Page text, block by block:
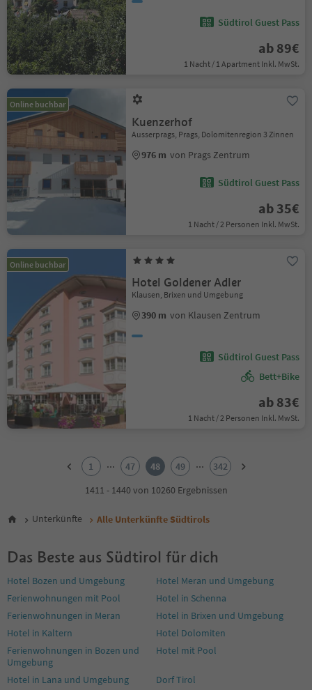
Südtirol Guest Pass
ab 89€
1 Nacht / 1 Apartment Inkl. MwSt.
Online buchbar
Kuenzerhof
Ausserprags, Prags, Dolomitenregion 3 Zinnen
976 m von Prags Zentrum
Südtirol Guest Pass
ab 35€
1 Nacht / 2 Personen Inkl. MwSt.
Online buchbar
Hotel Goldener Adler
Klausen, Brixen und Umgebung
390 m von Klausen Zentrum
Südtirol Guest Pass
Bett+Bike
ab 83€
1 Nacht / 2 Personen Inkl. MwSt.
6
9
11
12
13
14
16
17
18
1 ... 47 48 49 ...
342
1411 - 1440 von 10260 Ergebnissen
Unterkünfte Alle Unterkünfte Südtirols
Das Beste aus Südtirol für dich
Hotel Bozen und Umgebung
Hotel Meran und Umgebung
Ferienwohnungen mit Pool
Hotel in Schenna
Ferienwohnungen in Meran
Hotel in Brixen und Umgebung
Hotel in Kaltern
Hotel Dolomiten
Ferienwohnungen in Bozen und
Umgebung
Hotel mit Pool
Hotel in Lana und Umgebung
Dorf Tirol